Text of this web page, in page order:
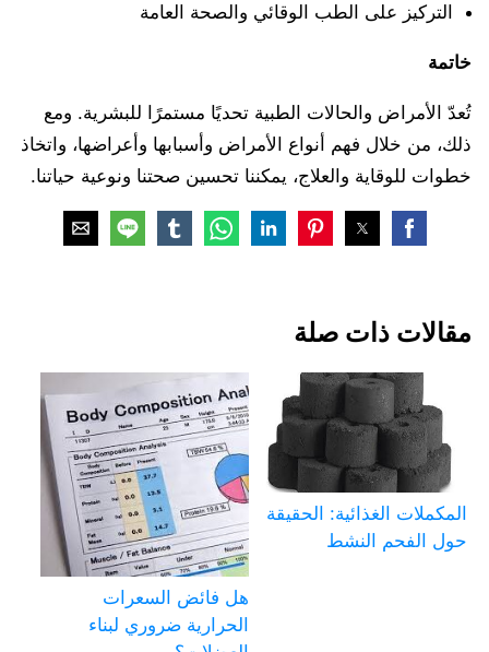
التركيز على الطب الوقائي والصحة العامة
خاتمة
تُعدّ الأمراض والحالات الطبية تحديًا مستمرًا للبشرية. ومع
ذلك، من خلال فهم أنواع الأمراض وأسبابها وأعراضها، واتخاذ
خطوات للوقاية والعلاج، يمكننا تحسين صحتنا ونوعية حياتنا.
مقالات ذات صلة
المكملات الغذائية: الحقيقة
حول الفحم النشط
هل فائض السعرات
الحرارية ضروري لبناء